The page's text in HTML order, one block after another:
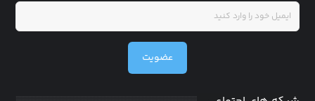
عضویت